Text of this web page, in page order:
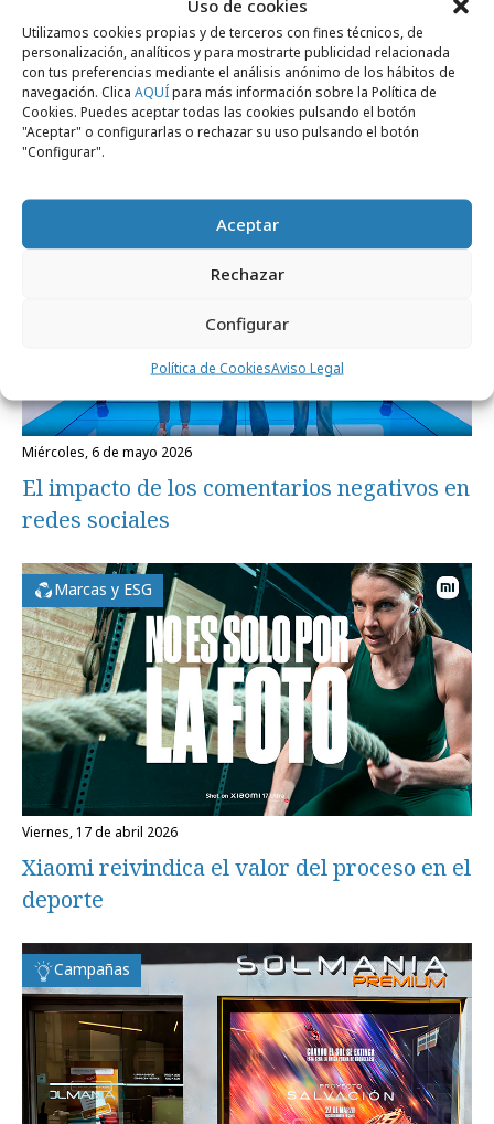
Uso de cookies
Utilizamos cookies propias y de terceros con fines técnicos, de
personalización, analíticos y para mostrarte publicidad relacionada
con tus preferencias mediante el análisis anónimo de los hábitos de
navegación. Clica AQUÍpara más información sobre la Política de
Cookies. Puedes aceptar todas las cookies pulsando el botón
"Aceptar" o configurarlas o rechazar su uso pulsando el botón
"Configurar".
Aceptar
Rechazar
Configurar
Política de CookiesAviso Legal
Noticias Relacionadas
miércoles, 6 de mayo 2026
El impacto de los comentarios negativos en
redes sociales
Marcas y ESG
viernes, 17 de abril 2026
Xiaomi reivindica el valor del proceso en el
deporte
Campañas